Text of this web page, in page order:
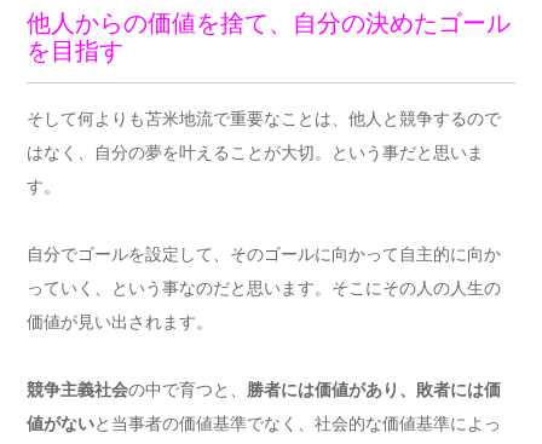
他人からの価値を捨て、自分の決めたゴール
を目指す
そして何よりも苫米地流で重要なことは、他人と競争するので
はなく、自分の夢を叶えることが大切。という事だと思いま
す。
自分でゴールを設定して、そのゴールに向かって自主的に向か
っていく、という事なのだと思います。そこにその人の人生の
価値が見い出されます。
競争主義社会の中で育つと、
勝者には価値があり、敗者には価
値がないと当事者の価値基準でなく、社会的な価値基準によっ